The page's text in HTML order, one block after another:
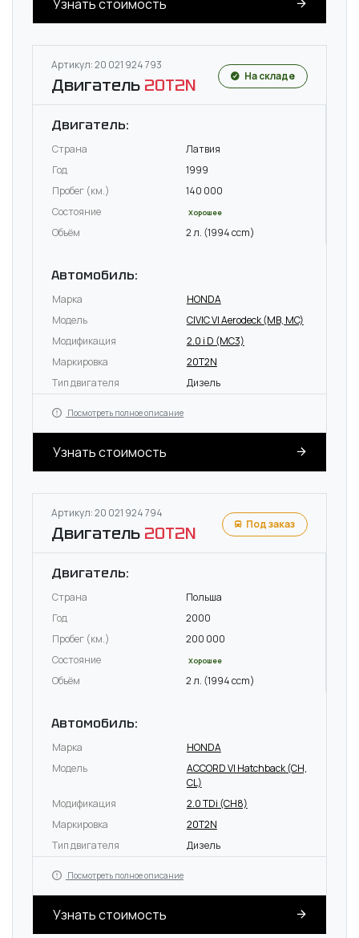
Узнать стоимость
Артикул: 20 021 924 793
Двигатель 20T2N На складе
Двигатель:
Страна
Латвия
Год
1999
Пробег (км.)
140 000
Состояние
Хорошее
Объём 2 л. (1994 ccm)
Автомобиль:
Марка
HONDA
Модель
CIVIC VI Aerodeck (MB, MC)
Модификация
2.0 i D (MC3)
Маркировка
20T2N
Тип двигателя
Дизель
Посмотреть полное описание
Узнать стоимость
Артикул: 20 021 924 794
Двигатель 20T2N Под заказ
Двигатель:
Страна
Польша
Год
2000
Пробег (км.)
200 000
Состояние
Хорошее
Объём 2 л. (1994 ccm)
Автомобиль:
Марка
HONDA
Модель
ACCORD VI Hatchback (CH,
CL)
Модификация
2.0 TDi (CH8)
Маркировка
20T2N
Тип двигателя
Дизель
Посмотреть полное описание
Узнать стоимость